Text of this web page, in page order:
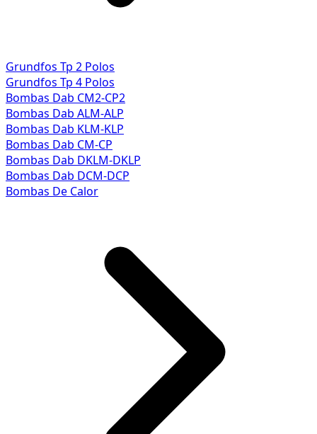
Grundfos Tp 2 Polos
Grundfos Tp 4 Polos
Bombas Dab CM2-CP2
Bombas Dab ALM-ALP
Bombas Dab KLM-KLP
Bombas Dab CM-CP
Bombas Dab DKLM-DKLP
Bombas Dab DCM-DCP
Bombas De Calor